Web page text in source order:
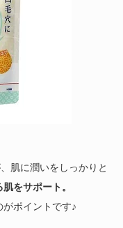
肌に潤いをしっかりと
をサポート。
がポイントです♪